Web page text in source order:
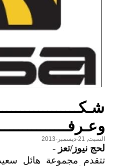
السبت, 21-ديسمبر-2013
لحج نيوز/تعز -
تتقدم مجموعة هائل